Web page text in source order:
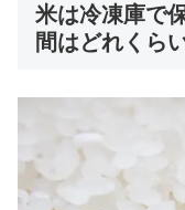
米は冷凍庫で
間はどれくら